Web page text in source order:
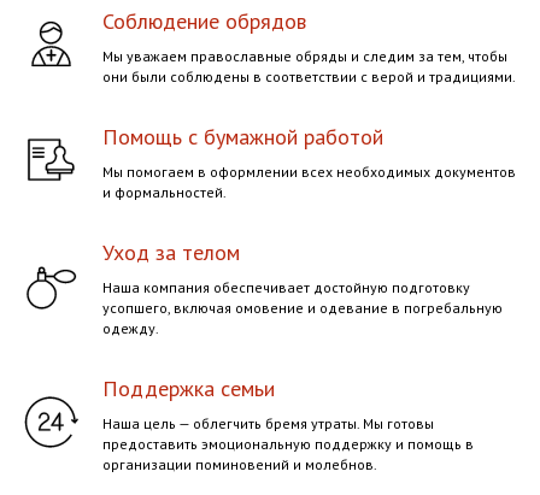
Соблюдение обрядов
Мы уважаем православные обряды и следим за тем, чтобы
они были соблюдены в соответствии с верой и традициями.
Помощь с бумажной работой
Мы помогаем в оформлении всех необходимых документов
и формальностей.
Уход за телом
Наша компания обеспечивает достойную подготовку
усопшего, включая омовение и одевание в погребальную
одежду.
Поддержка семьи
Наша цель — облегчить бремя утраты. Мы готовы
предоставить эмоциональную поддержку и помощь в
организации поминовений и молебнов.